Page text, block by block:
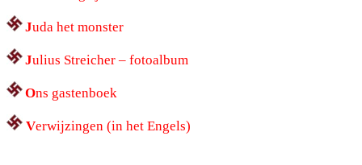
Juda het monster
Julius Streicher – fotoalbum
Ons gastenboek
Verwijzingen (in het Engels)